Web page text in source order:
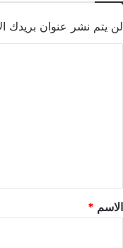
لن يتم نشر عنوان بريدك
*
الاسم *